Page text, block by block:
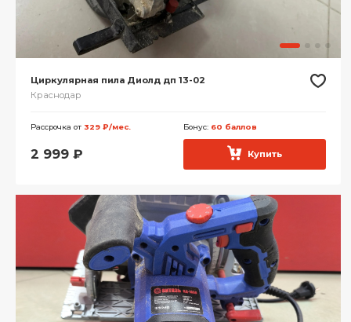
Циркулярная пила Диолд дп 13-02
Краснодар
Рассрочка от 329 ₽/мес. Бонус: 60 баллов
2 999 ₽ Купить